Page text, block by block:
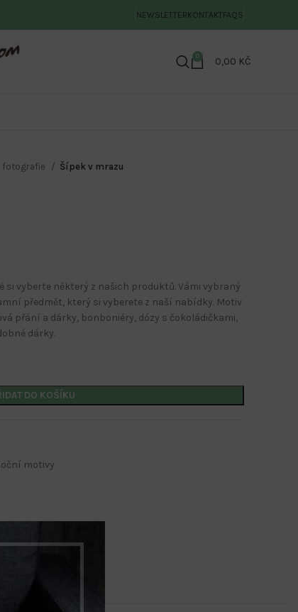
NEWSLETTERKONTAKTFAQS
0 0,00 KČ
Kalendáře s potiskem
Stolní kalendáře
fotografie Šípek v mrazu
si vyberte některý z našich produktů. Vámi vybraný
předmět, který si vyberete z naší nabídky. Motiv
přání a dárky, bonboniéry, dózy s čokoládičkami,
dárky.
DO KOŠÍKU
motivy